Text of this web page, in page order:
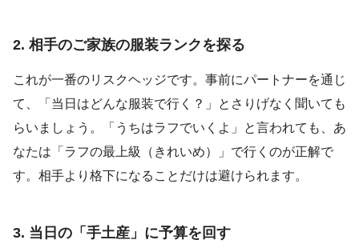
2. 相手のご家族の服装ランクを探る
これが一番のリスクヘッジです。事前にパートナーを通じ
て、「当日はどんな服装で行く？」とさりげなく聞いても
らいましょう。「うちはラフでいくよ」と言われても、あ
なたは「ラフの最上級（きれいめ）」で行くのが正解で
す。相手より格下になることだけは避けられます。
3. 当日の「手土産」に予算を回す